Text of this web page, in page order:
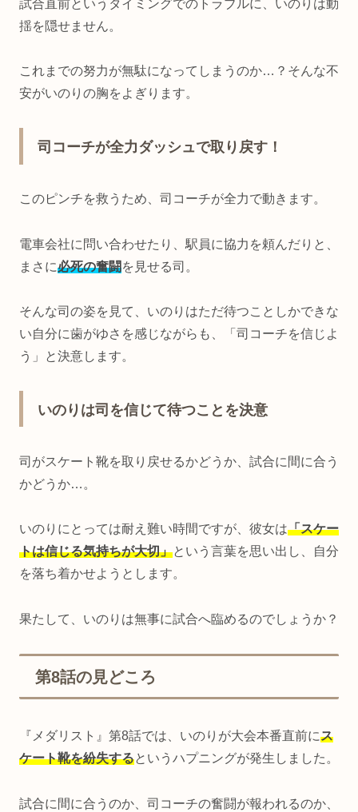
試合直前というタイミングでのトラブルに、いのりは動
揺を隠せません。
これまでの努力が無駄になってしまうのか…？そんな不
安がいのりの胸をよぎります。
司コーチが全力ダッシュで取り戻す！
このピンチを救うため、司コーチが全力で動きます。
電車会社に問い合わせたり、駅員に協力を頼んだりと、
まさに必死の奮闘を見せる司。
そんな司の姿を見て、いのりはただ待つことしかできな
い自分に歯がゆさを感じながらも、「司コーチを信じよ
う」と決意します。
いのりは司を信じて待つことを決意
司がスケート靴を取り戻せるかどうか、試合に間に合う
かどうか…。
いのりにとっては耐え難い時間ですが、彼女は「スケー
トは信じる気持ちが大切」という言葉を思い出し、自分
を落ち着かせようとします。
果たして、いのりは無事に試合へ臨めるのでしょうか？
第8話の見どころ
『メダリスト』第8話では、いのりが大会本番直前にス
ケート靴を紛失するというハプニングが発生しました。
試合に間に合うのか、司コーチの奮闘が報われるのか、